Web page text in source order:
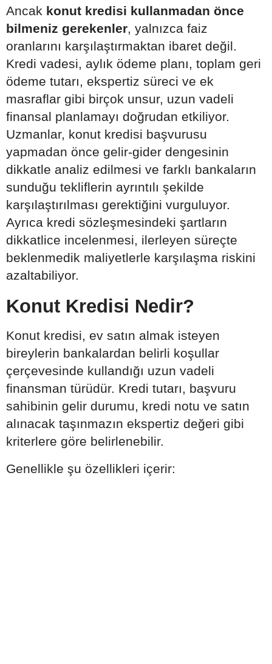
Ancak konut kredisi kullanmadan önce
bilmeniz gerekenler, yalnızca faiz
oranlarını karşılaştırmaktan ibaret değil.
Kredi vadesi, aylık ödeme planı, toplam geri
ödeme tutarı, ekspertiz süreci ve ek
masraflar gibi birçok unsur, uzun vadeli
finansal planlamayı doğrudan etkiliyor.
Uzmanlar, konut kredisi başvurusu
yapmadan önce gelir-gider dengesinin
dikkatle analiz edilmesi ve farklı bankaların
sunduğu tekliflerin ayrıntılı şekilde
karşılaştırılması gerektiğini vurguluyor.
Ayrıca kredi sözleşmesindeki şartların
dikkatlice incelenmesi, ilerleyen süreçte
beklenmedik maliyetlerle karşılaşma riskini
azaltabiliyor.
Konut Kredisi Nedir?
Konut kredisi, ev satın almak isteyen
bireylerin bankalardan belirli koşullar
çerçevesinde kullandığı uzun vadeli
finansman türüdür. Kredi tutarı, başvuru
sahibinin gelir durumu, kredi notu ve satın
alınacak taşınmazın ekspertiz değeri gibi
kriterlere göre belirlenebilir.
Genellikle şu özellikleri içerir: